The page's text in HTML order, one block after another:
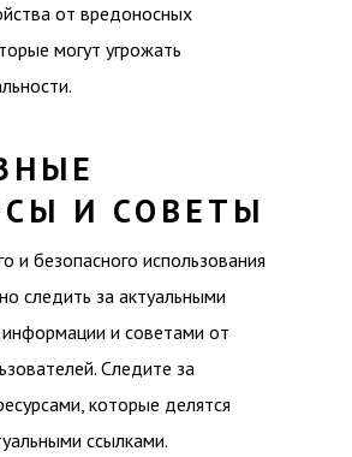
от вредоносных
могут угрожать
И СОВЕТЫ
и безопасного использования
следить за актуальными
и советами от
Следите за
которые делятся
ссылками.